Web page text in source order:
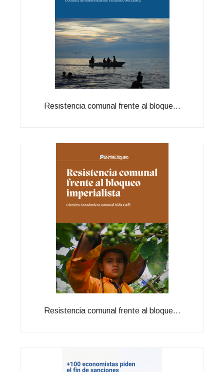
Resistencia comunal frente al bloque...
Resistencia comunal frente al bloque...